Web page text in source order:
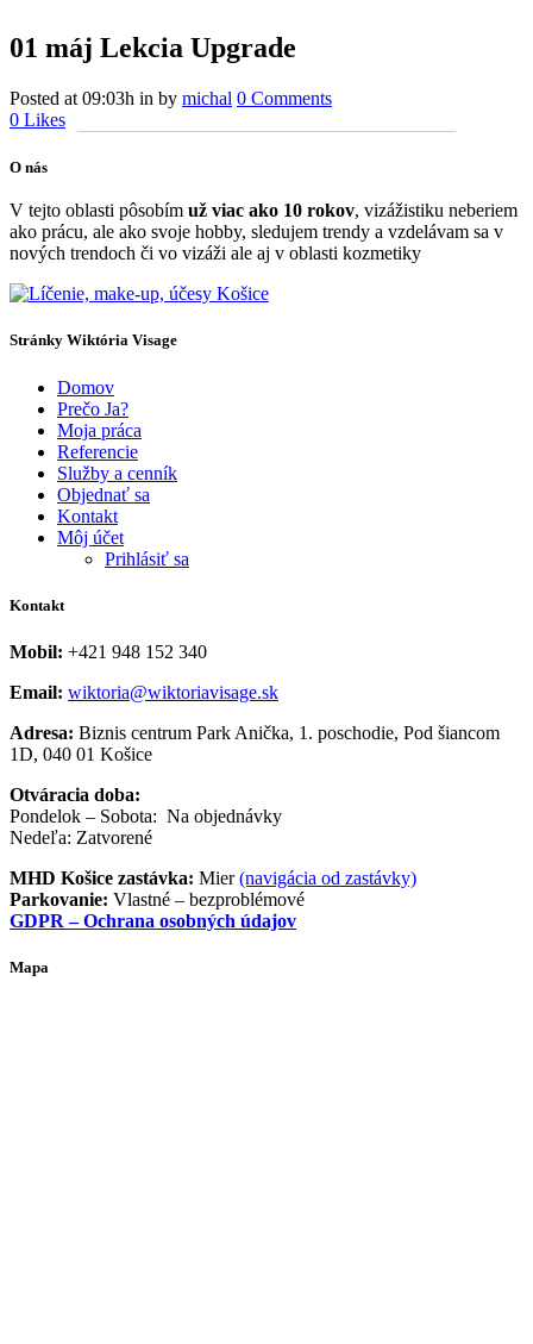
01 máj Lekcia Upgrade
Posted at 09:03h in by michal 0 Comments
0 Likes
O nás
V tejto oblasti pôsobím už viac ako 10 rokov, vizážistiku neberiem
ako prácu, ale ako svoje hobby, sledujem trendy a vzdelávam sa v
nových trendoch či vo vizáži ale aj v oblasti kozmetiky
Stránky Wiktória Visage
Domov
Prečo Ja?
Moja práca
Referencie
Služby a cenník
Objednať sa
Kontakt
Môj účet
Prihlásiť sa
Kontakt
Mobil: +421 948 152 340
Email: wiktoria@wiktoriavisage.sk
Adresa: Biznis centrum Park Anička, 1. poschodie, Pod šiancom
1D, 040 01 Košice
Otváracia doba:
Pondelok – Sobota: Na objednávky
Nedeľa: Zatvorené
MHD Košice zastávka: Mier(navigácia od zastávky)
Parkovanie: Vlastné – bezproblémové
GDPR – Ochrana osobných údajov
Mapa